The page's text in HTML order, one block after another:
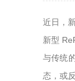
近日，
新型
与传统
态，或